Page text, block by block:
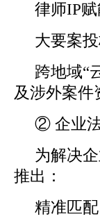
律师IP
大要案
跨地域“
及涉外案件
② 企业
为解决
推出：
精准匹